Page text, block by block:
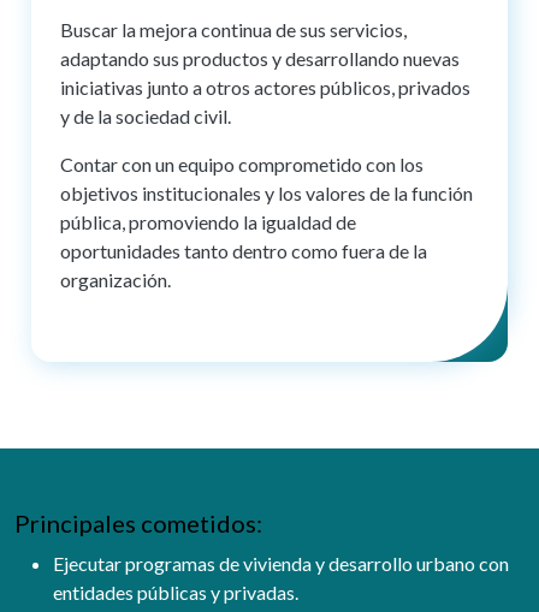
Buscar la mejora continua de sus servicios,
adaptando sus productos y desarrollando nuevas
iniciativas junto a otros actores públicos, privados
y de la sociedad civil.
Contar con un equipo comprometido con los
objetivos institucionales y los valores de la función
pública, promoviendo la igualdad de
oportunidades tanto dentro como fuera de la
organización.
Principales cometidos:
Ejecutar programas de vivienda y desarrollo urbano con
entidades públicas y privadas.